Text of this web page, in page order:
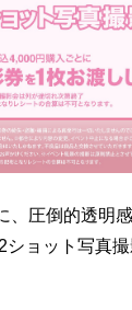
圧倒的透明
ョット写真